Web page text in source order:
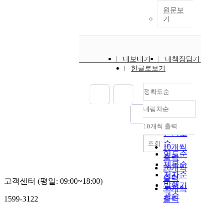
원문보
기
내보내기
내책장담기
한글로보기
정확도순
정확도
순
인기도
순
연도순
제목순
저자순
발행기
관순
내림차순
내림차순
10개씩 출력
10개씩
출력
20개씩
출력
30개씩
출력
조회
고객센터 (평일: 09:00~18:00)
1599-3122